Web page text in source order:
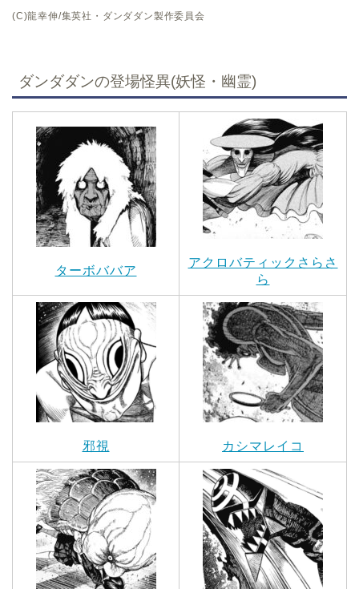
(C)龍幸伸/集英社・ダンダダン製作委員会
ダンダダンの登場怪異(妖怪・幽霊)
ターボババア
アクロバティックさらさ
ら
邪視 カシマレイコ